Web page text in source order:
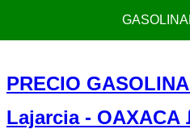
PRECIO
Lajarcia - OAXACA